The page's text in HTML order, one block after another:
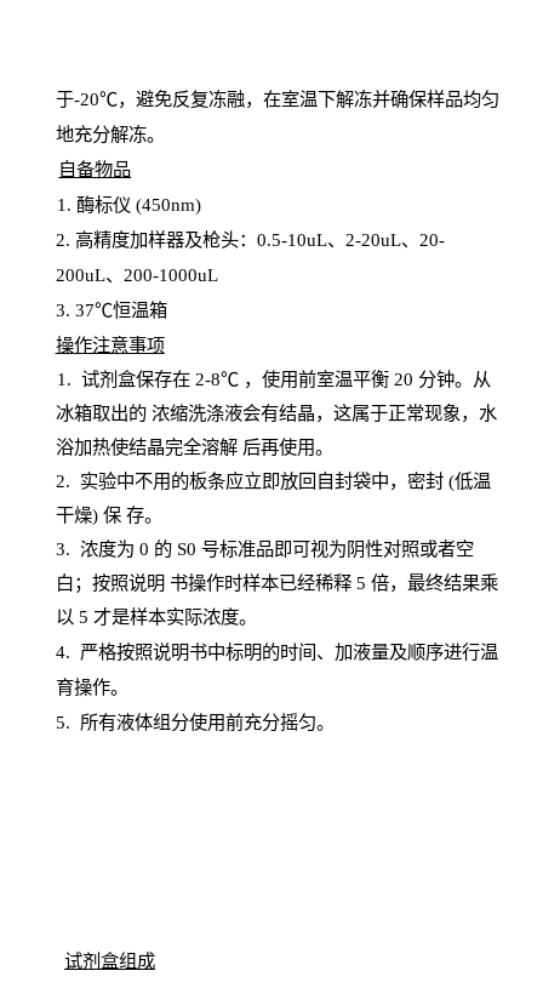
于-20℃，避免反复冻融，在室温下解冻并确保样品均匀
地充分解冻。
自备物品
1 . 酶标仪 (450nm)
2. 高精度加样器及枪头： 0.5-10uL、 2-20uL、 20-
200uL、 200-1000uL
3. 37℃恒温箱
操作注意事项
1. 试剂盒保存在 2-8℃ ，使用前室温平衡 20 分钟。从
冰箱取出的 浓缩洗涤液会有结晶，这属于正常现象，水
浴加热使结晶完全溶解 后再使用。
2. 实验中不用的板条应立即放回自封袋中，密封(低温
干燥) 保 存。
3. 浓度为 0 的 S0 号标准品即可视为阴性对照或者空
白；按照说明 书操作时样本已经稀释5 倍，最终结果乘
以 5 才是样本实际浓度。
4. 严格按照说明书中标明的时间、加液量及顺序进行温
育操作。
5. 所有液体组分使用前充分摇匀。
试剂盒组成